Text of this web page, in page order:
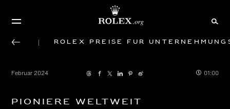
Rolex Preise für
Februar 2024 01:00
Pioniere weltweit